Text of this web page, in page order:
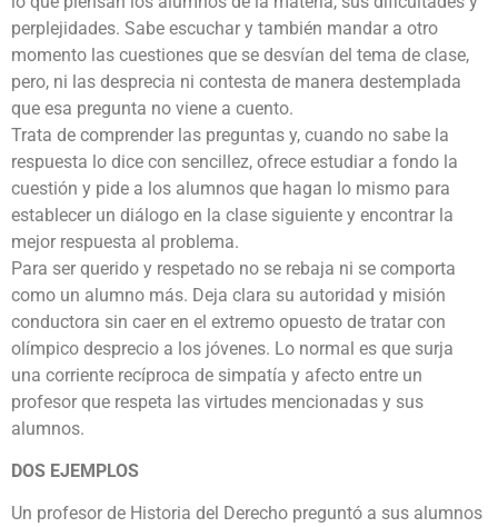
perplejidades. Sabe escuchar y también mandar a otro
momento las cuestiones que se desvían del tema de clase,
pero, ni las desprecia ni contesta de manera destemplada
que esa pregunta no viene a cuento.
Trata de comprender las preguntas y, cuando no sabe la
respuesta lo dice con sencillez, ofrece estudiar a fondo la
cuestión y pide a los alumnos que hagan lo mismo para
establecer un diálogo en la clase siguiente y encontrar la
mejor respuesta al problema.
Para ser querido y respetado no se rebaja ni se comporta
como un alumno más. Deja clara su autoridad y misión
conductora sin caer en el extremo opuesto de tratar con
olímpico desprecio a los jóvenes. Lo normal es que surja
una corriente recíproca de simpatía y afecto entre un
profesor que respeta las virtudes mencionadas y sus
alumnos.
DOS EJEMPLOS
Un profesor de Historia del Derecho preguntó a sus alumnos